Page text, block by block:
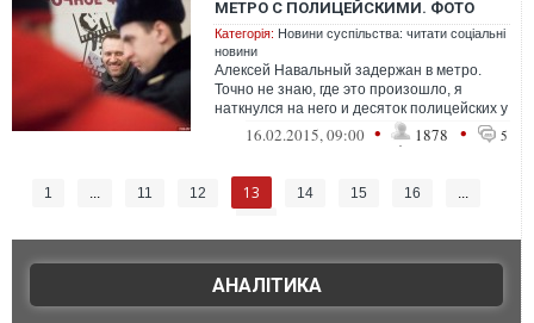
МЕТРО С ПОЛИЦЕЙСКИМИ. ФОТО
Категорія: Новини суспільства: читати соціальні
новини
Алексей Навальный задержан в метро.
Точно не знаю, где это произошло, я
наткнулся на него и десяток полицейских у
эскалаторов на "Краснопресненской".&...
16.02.2015, 09:00 • 1878 • 5
1 ... 11 12 13 14 15 16
...
АНАЛІТИКА